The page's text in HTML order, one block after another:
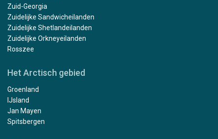
Zuid-Georgia
Zuidelijke Sandwicheilanden
Zuidelijke Shetlandeilanden
Zuidelijke Orkneyeilanden
Rosszee
Het Arctisch gebied
Groenland
IJsland
Jan Mayen
Spitsbergen